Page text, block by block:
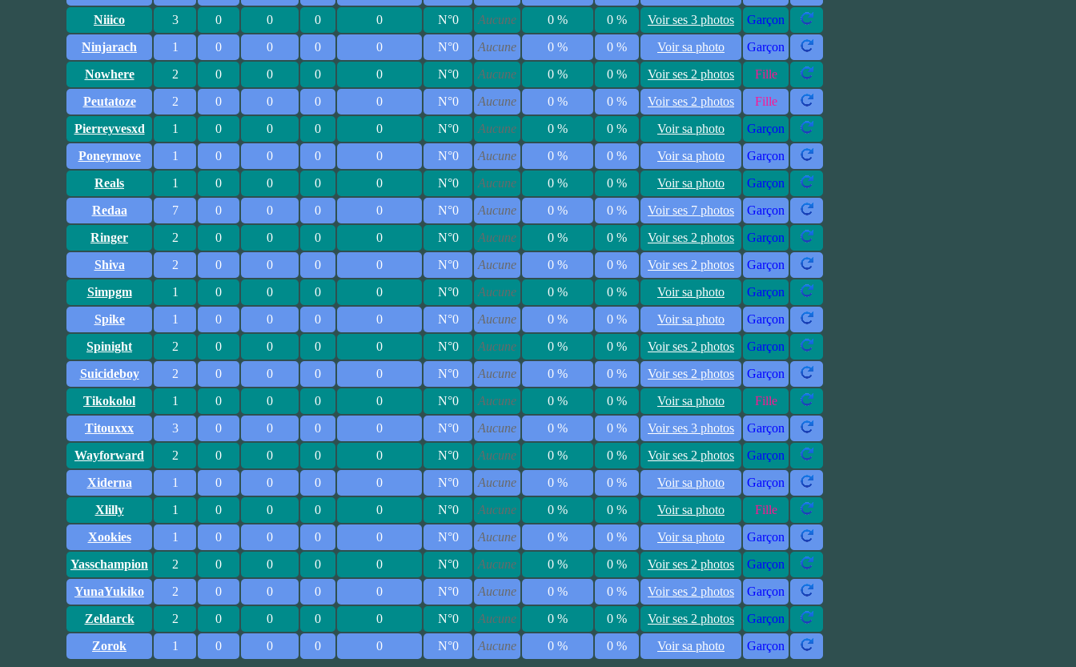
Niiico
3 0 0 0 0 N°0 Aucune 0 % 0 % Voir ses 3 photos
Garçon
Ninjarach
1 0 0 0 0 N°0 Aucune 0 % 0 % Voir sa photo
Garçon
Nowhere
2 0 0 0 0 N°0 Aucune 0 % 0 % Voir ses 2 photos
Fille
Peutatoze
2 0 0 0 0 N°0 Aucune 0 % 0 % Voir ses 2 photos
Fille
Pierreyvesxd
1 0 0 0 0 N°0 Aucune 0 % 0 % Voir sa photo
Garçon
Poneymove
1 0 0 0 0 N°0 Aucune 0 % 0 % Voir sa photo
Garçon
Reals
1 0 0 0 0 N°0 Aucune 0 % 0 % Voir sa photo
Garçon
Redaa
7 0 0 0 0 N°0 Aucune 0 % 0 % Voir ses 7 photos
Garçon
Ringer
2 0 0 0 0 N°0 Aucune 0 % 0 % Voir ses 2 photos
Garçon
Shiva
2 0 0 0 0 N°0 Aucune 0 % 0 % Voir ses 2 photos
Garçon
Simpgm
1 0 0 0 0 N°0 Aucune 0 % 0 % Voir sa photo
Garçon
Spike
1 0 0 0 0 N°0 Aucune 0 % 0 % Voir sa photo
Garçon
Spinight
2 0 0 0 0 N°0 Aucune 0 % 0 % Voir ses 2 photos
Garçon
Suicideboy
2 0 0 0 0 N°0 Aucune 0 % 0 % Voir ses 2 photos
Garçon
Tikokolol
1 0 0 0 0 N°0 Aucune 0 % 0 % Voir sa photo
Fille
Titouxxx
3 0 0 0 0 N°0 Aucune 0 % 0 % Voir ses 3 photos
Garçon
Wayforward
2 0 0 0 0 N°0 Aucune 0 % 0 % Voir ses 2 photos
Garçon
Xiderna
1 0 0 0 0 N°0 Aucune 0 % 0 % Voir sa photo
Garçon
Xlilly
1 0 0 0 0 N°0 Aucune 0 % 0 % Voir sa photo
Fille
Xookies
1 0 0 0 0 N°0 Aucune 0 % 0 % Voir sa photo
Garçon
Yasschampion
2 0 0 0 0 N°0 Aucune 0 % 0 % Voir ses 2 photos
Garçon
YunaYukiko
2 0 0 0 0 N°0 Aucune 0 % 0 % Voir ses 2 photos
Garçon
Zeldarck
2 0 0 0 0 N°0 Aucune 0 % 0 % Voir ses 2 photos
Garçon
Zorok
1 0 0 0 0 N°0 Aucune 0 % 0 % Voir sa photo Garçon